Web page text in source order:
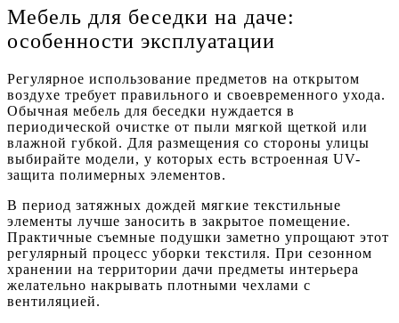
Мебель для беседки на даче:
особенности эксплуатации
Регулярное использование предметов на открытом
воздухе требует правильного и своевременного ухода.
Обычная мебель для беседки нуждается в
периодической очистке от пыли мягкой щеткой или
влажной губкой. Для размещения со стороны улицы
выбирайте модели, у которых есть встроенная UV-
защита полимерных элементов.
В период затяжных дождей мягкие текстильные
элементы лучше заносить в закрытое помещение.
Практичные съемные подушки заметно упрощают этот
регулярный процесс уборки текстиля. При сезонном
хранении на территории дачи предметы интерьера
желательно накрывать плотными чехлами с
вентиляцией.